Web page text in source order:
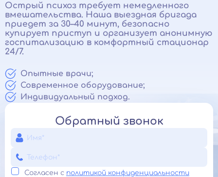
Острый психоз требует немедленного
вмешательства. Наша выездная бригада
приедет за 30–40 минут, безопасно
купирует приступ и организует анонимную
госпитализацию в комфортный стационар
24/7.
Опытные врачи;
Современное оборудование;
Индивидуальный подход.
Обратный звонок
Согласен с политикой конфиденциальности